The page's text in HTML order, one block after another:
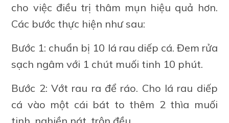
cho việc điều trị thâm mụn hiệu quả hơn.
Các bước thực hiện như sau:
Bước 1: chuẩn bị 10 lá rau diếp cá. Đem rửa
sạch ngâm với 1 chút muối tinh 10 phút.
Bước 2: Vớt rau ra để ráo. Cho lá rau diếp
cá vào một cái bát to thêm 2 thìa muối